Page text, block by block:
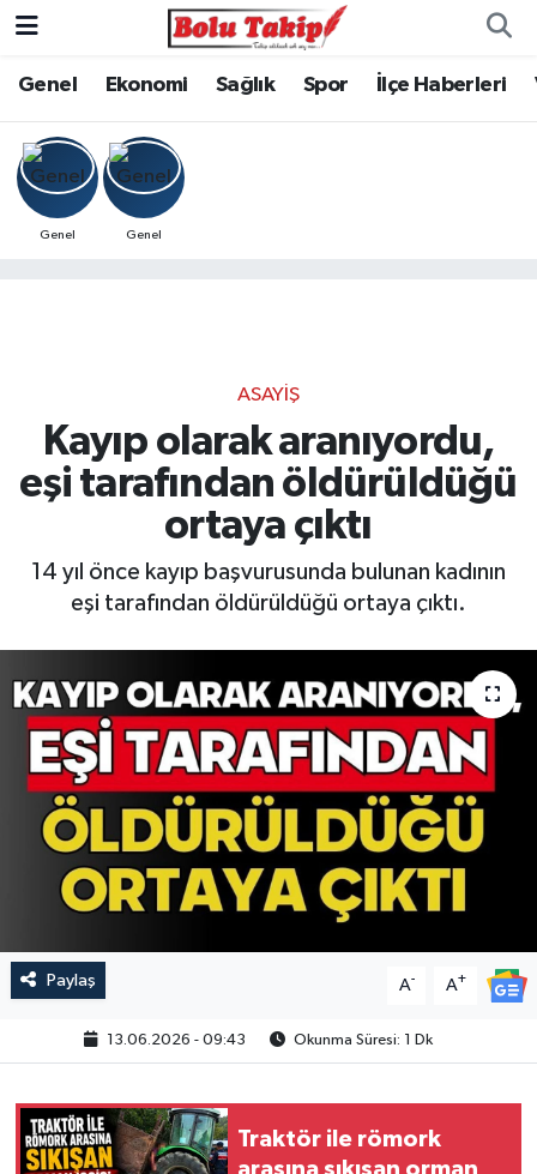
Genel Ekonomi Sağlık Spor İlçe Haberleri
Genel Genel
ASAYIŞ
Kayıp olarak aranıyordu,
eşi tarafından öldürüldüğü
ortaya çıktı
14 yıl önce kayıp başvurusunda bulunan kadının
eşi tarafından öldürüldüğü ortaya çıktı.
Paylaş A- A+
13.06.2026 - 09:43 Okunma Süresi: 1 Dk
Traktör ile römork